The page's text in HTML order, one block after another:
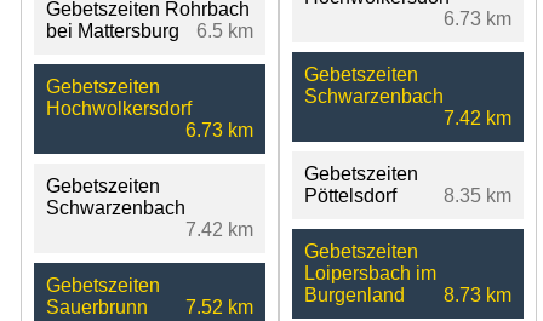
Gebetszeiten Rohrbach
bei Mattersburg
6.5 km
Gebetszeiten
Hochwolkersdorf
6.73 km
Gebetszeiten
Schwarzenbach
7.42 km
Gebetszeiten
Sauerbrunn
7.52 km
6.73 km
Gebetszeiten
Schwarzenbach
7.42 km
Gebetszeiten
Pöttelsdorf
8.35 km
Gebetszeiten
Loipersbach im
Burgenland
8.73 km